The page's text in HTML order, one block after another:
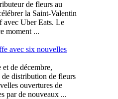
de fleurs au
la Saint-Valentin
avec Uber Eats. Le
moment ...
avec six nouvelles
de décembre,
de distribution de fleurs
ouvertures de
par de nouveaux ...